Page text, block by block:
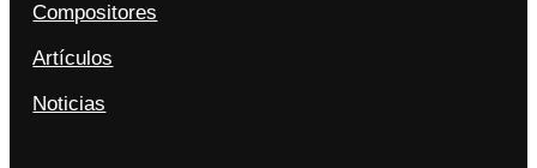
Compositores
Artículos
Noticias